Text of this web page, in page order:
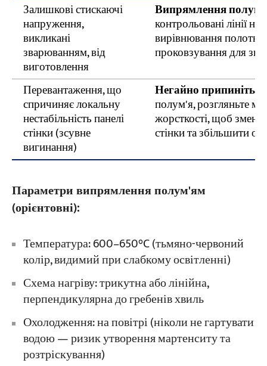
Залишкові стискаючі
напруження,
викликані
зварюванням, від
виготовлення
Випрямлення
контрольовані лінії
вирівнювання
проковзування для
Перевантаження, що
спричиняє локальну
нестабільність панелі
стінки (зсувне
вигинання)
Негайно припиніть
полум'я, розгляньте
жорсткості, щоб
стінки та збільшити
Параметри випрямлення полум'ям
(орієнтовні):
Температура: 600–650°C (тьмяно-червоний
колір, видимий при слабкому освітленні)
Схема нагріву: трикутна або лінійна,
перпендикулярна до гребенів хвиль
Охолодження: на повітрі (ніколи не гартувати
водою — ризик утворення мартенситу та
розтріскування)